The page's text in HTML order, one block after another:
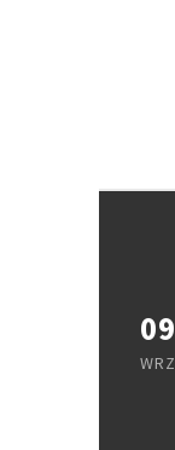
09
WRZ